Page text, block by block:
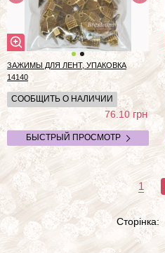
ЗАЖИМЫ ДЛЯ ЛЕНТ, УПАКОВКА
14140
СООБЩИТЬ О НАЛИЧИИ
76.10грн
БЫСТРЫЙ ПРОСМОТР
1
Сторінка: